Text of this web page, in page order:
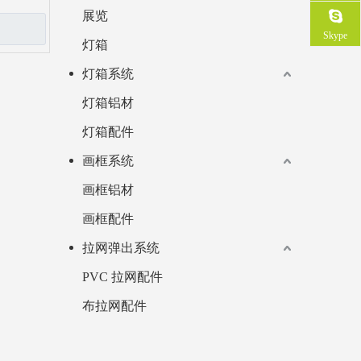
展览
灯箱
灯箱系统
灯箱铝材
灯箱配件
画框系统
画框铝材
画框配件
拉网弹出系统
PVC 拉网配件
布拉网配件
Skype